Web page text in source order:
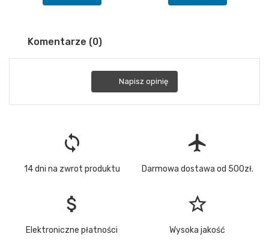
Komentarze (0)
Napisz opinię
loop
14 dni na zwrot produktu
flight
Darmowa dostawa od 500zł.
attach_money
Elektroniczne płatności
star_border
Wysoka jakość